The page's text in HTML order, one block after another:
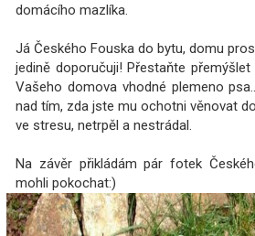
domácího mazlíka.
Já Českého Fouska do bytu, domu
jedině doporučuji! Přestaňte
Vašeho domova vhodné plemeno
nad tím, zda jste mu ochotni věnovat
ve stresu, netrpěl a nestrádal.
Na závěr přikládám pár fotek
mohli pokochat:)